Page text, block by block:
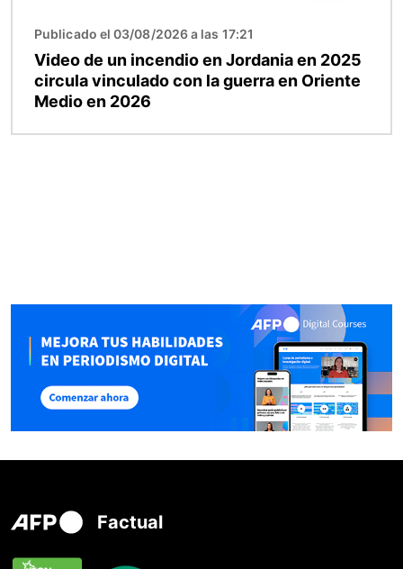
Publicado el 03/08/2026 a las 17:21
Video de un incendio en Jordania en 2025
circula vinculado con la guerra en Oriente
Medio en 2026
Factual